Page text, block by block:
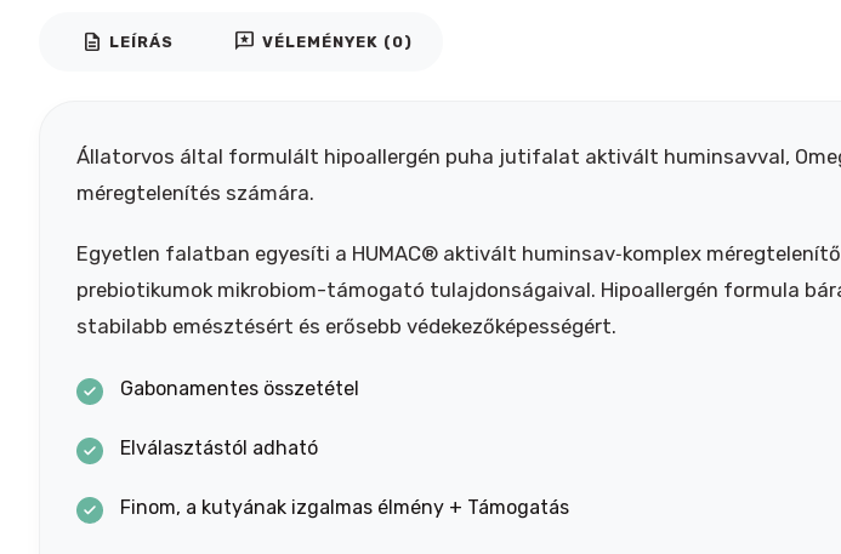
description LEÍRÁS reviews VÉLEMÉNYEK (0)
Állatorvos által formulált hipoallergén puha jutifalat aktivált huminsavval,
méregtelenítés számára.
Egyetlen falatban egyesíti a HUMAC® aktivált huminsav‑komplex
prebiotikumok mikrobiom-támogató tulajdonságaival. Hipoallergén formula
stabilabb emésztésért és erősebb védekezőképességért.
Gabonamentes összetétel
Elválasztástól adható
Finom, a kutyának izgalmas élmény + Támogatás